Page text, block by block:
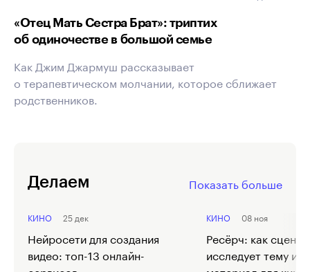
«Отец Мать Сестра Брат»: триптих
об одиночестве в большой семье
Как Джим Джармуш рассказывает
о терапевтическом молчании, которое сближает
родственников.
Делаем Показать больше
25 дек
КИНО
Нейросети для создания
видео: топ-13 онлайн-
08 ноя
КИНО
Ресёрч: как
исследует тему и